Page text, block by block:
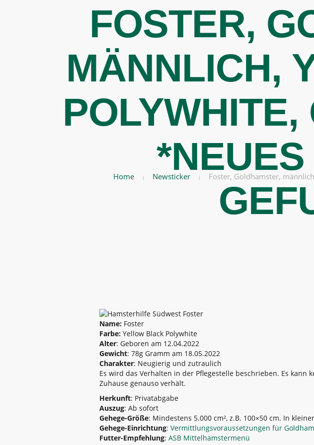
FOSTER,
MÄNNLICH,
Home Newsticker Foster, Goldhamster,
Name:Foster
Farbe:Yellow Black Polywhite
Alter: Geboren am 12.04.2022
Gewicht: 78g Gramm am 18.05.2022
Charakter: Neugierig und zutraulich
Es wird das Verhalten in der Pflegestelle beschrieben. Es
Zuhause genauso verhält.
Herkunft: Privatabgabe
Auszug: Ab sofort
Gehege-Größe: Mindestens 5.000 cm², z.B. 100×50 cm. In
Gehege-Einrichtung: Vermittlungsvoraussetzungen für
Futter-Empfehlung: ASB Mittelhamstermenü